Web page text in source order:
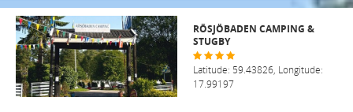
RÖSJÖBADEN CAMPING &
STUGBY
Latitude: 59.43826, Longitude:
17.99197